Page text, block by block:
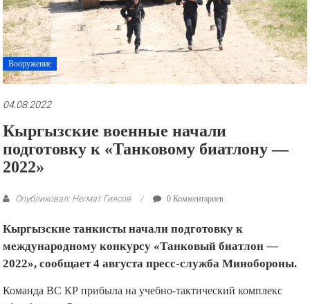
и
презентации.
Вооружение
04.08.2022
Кыргызские военные начали
подготовку к «Танковому биатлону —
2022»
Опубликовал: Негмат Гиясов 0 Комментариев
Кыргызские танкисты начали подготовку к
международному конкурсу «Танковый биатлон —
2022», сообщает 4 августа пресс-служба Минобороны.
Команда ВС КР прибыла на учебно-тактический комплекс